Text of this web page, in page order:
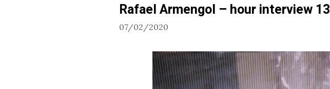
Rafael Armengol – hour interview 13
07/02/2020